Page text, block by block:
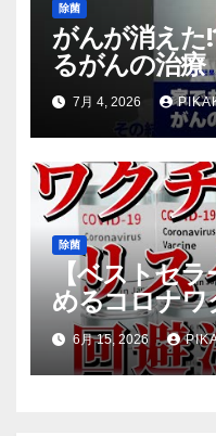
除菌
がんが消えた
るがんの治
7月 4, 2026
除菌
【ベストセラ
めるコロナワ
【本要約】
6月 15, 2026